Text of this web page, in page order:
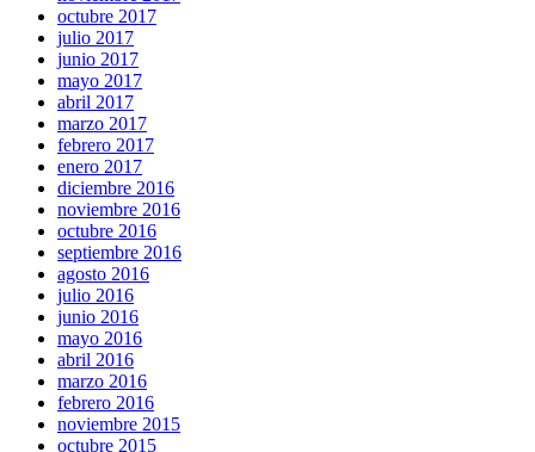
octubre 2017
julio 2017
junio 2017
mayo 2017
abril 2017
marzo 2017
febrero 2017
enero 2017
diciembre 2016
noviembre 2016
octubre 2016
septiembre 2016
agosto 2016
julio 2016
junio 2016
mayo 2016
abril 2016
marzo 2016
febrero 2016
noviembre 2015
octubre 2015